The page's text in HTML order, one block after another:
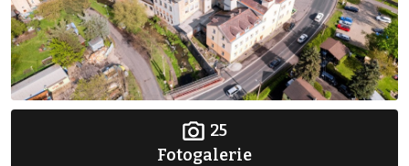
25
Fotogalerie